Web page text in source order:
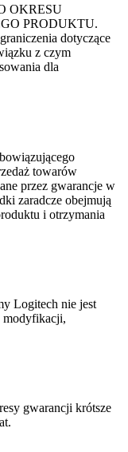
OKRESU
PRODUKTU.
dotyczące
z czym
dla
towarów
przez gwarancje w
zaradcze obejmują
i otrzymania
Logitech nie jest
gwarancji krótsze